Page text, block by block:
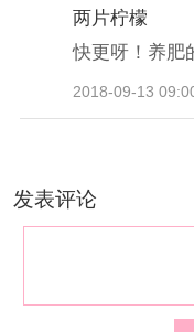
两片柠檬
快更呀！养肥
2018-09-13
发表评论